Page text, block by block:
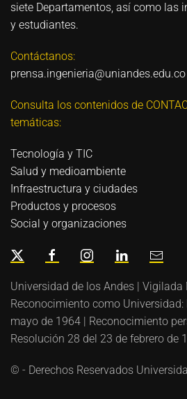
siete Departamentos, así como las
y estudiantes.
Contáctanos:
prensa.ingenieria@uniandes.edu.co
Consulta los contenidos de
temáticas:
Tecnología y TIC
Salud y medioambiente
Infraestructura y ciudades
Productos y procesos
Social y organizaciones
Universidad de los Andes | Vigilada
Reconocimiento como
mayo de 1964 | Reconocimiento
Resolución 28 del 23 de febrero de
© - Derechos Reservados